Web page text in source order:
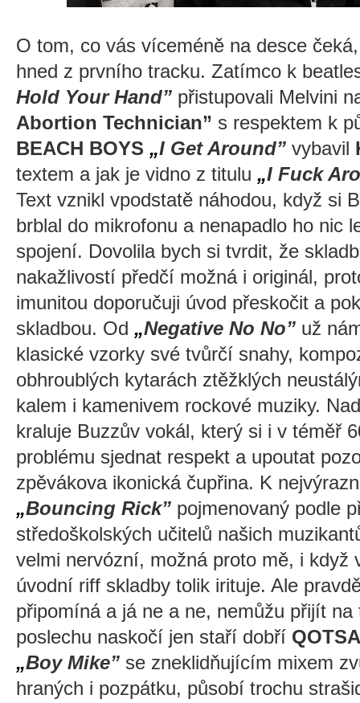
O tom, co vás víceméně na desce
hned z prvního tracku. Zatímco k
Hold Your Hand” přistupovali Melvini
Abortion Technician” s respektem k
BEACH BOYS „I Get Around” vybavil
textem a jak je vidno z titulu „I Fuck
Text vznikl vpodstatě náhodou, když si
brblal do mikrofonu a nenapadlo ho nic
spojení. Dovolila bych si tvrdit, že
nakažlivostí předčí možná i originál,
imunitou doporučuji úvod přeskočit a
skladbou. Od „Negative No No” už
klasické vzorky své tvůrčí snahy,
obhroublých kytarách ztěžklých
kalem i kamenivem rockové muziky.
kraluje Buzzův vokál, který si i v téměř
problému sjednat respekt a upoutat
zpěvákova ikonická čupřina. K
„Bouncing Rick” pojmenovaný podle
středoškolských učitelů našich
velmi nervózní, možná proto mě, i když
úvodní riff skladby tolik irituje. Ale
připomíná a já ne a ne, nemůžu přijít
poslechu naskočí jen staří dobří QOTSA
„Boy Mike” se zneklidňujícím mixem
hraných i pozpátku, působí trochu